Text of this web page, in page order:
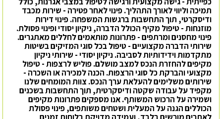
תמיכה וליווי לאורך התהליך. פינוי לאחר פטירה - שירות מכבד
ודיסקרטי, תוך התחשבות ברגשות המשפחה. פינוי דירות
מוזנחות - טיפול מקיף הכולל הדברה, ניקיון יסודי ופינוי פסולת.
פינוי מחסנים ומרתפים - פתרונות מותאמים לחללים מאתגרים.
שירותי הדברה מקצועיים - טיפול בכל סוגי המזיקים בשיטות
מתקדמות וידידותיות לסביבה. ניקיון יסודי - שירותי ניקיון
מקיפים להחזרת הנכס למצב מושלם. פוליש לרצפות - טיפול
מקצועי והברקת כל סוגי הרצפות. הכנה למכירה או השכרה -
שירותים משלימים להעלאת ערך הנכס. צוות המומחים שלנו
מקפיד על עבודה שקטה ודיסקרטית, תוך התחשבות בשכנים
ושמירה על הרכוש המשותף. אנו מספקים פתרונות מקיפים
הכוללים הגנה על המעלית ושטחים משותפים, פינוי פסולת